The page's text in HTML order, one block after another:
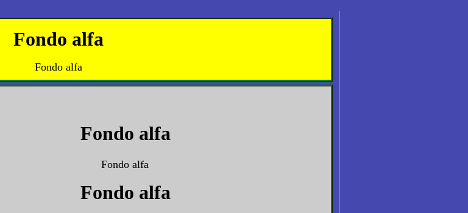
Fondo alfa
Fondo alfa
Fondo alfa
Fondo alfa
Fondo alfa